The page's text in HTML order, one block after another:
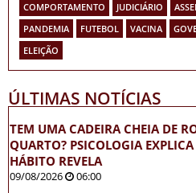
COMPORTAMENTO
JUDICIÁRIO
PANDEMIA
FUTEBOL VACINA
ELEIÇÃO
ÚLTIMAS NOTÍCIAS
TEM UMA CADEIRA CHEIA DE
QUARTO? PSICOLOGIA EXPLICA
HÁBITO REVELA
09/08/2026 06:00